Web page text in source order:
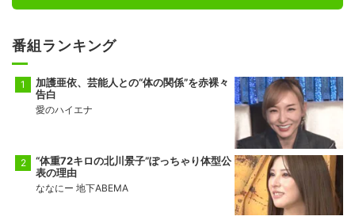
番組ランキング
加護亜依、芸能人との“体の関係”を赤裸々
告白
愛のハイエナ
“体重72キロの北川景子”ぽっちゃり体型公
表の理由
ななにー 地下ABEMA